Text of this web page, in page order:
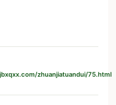
zhuanjiatuandui/75.html